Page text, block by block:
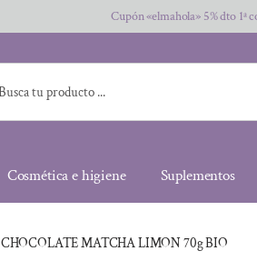
Cupón «elmahola» 5% dto 1ª
Cosmética e higiene Suplementos
CHOCOLATE MATCHA LIMON 70g BIO